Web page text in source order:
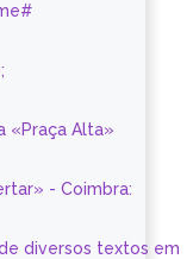
«Praça Alta»
- Coimbra:
diversos textos em